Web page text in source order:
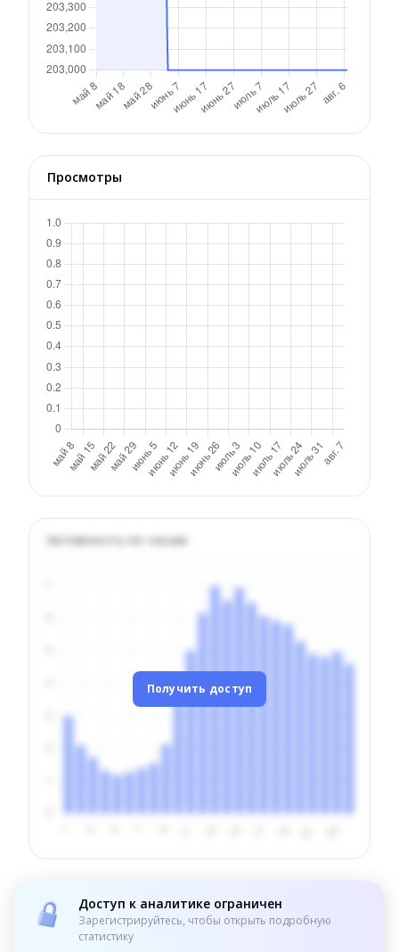
Просмотры
Активность по часам
Получить доступ
Доступ к аналитике ограничен
Зарегистрируйтесь, чтобы открыть подробную
статистику